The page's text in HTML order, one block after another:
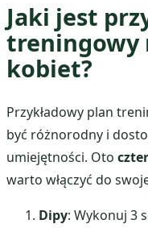
Jaki jest
treningowy
kobiet?
Przykładowy plan
być różnorodny i
umiejętności. Oto
warto włączyć do
Dipy: Wykonuj 3